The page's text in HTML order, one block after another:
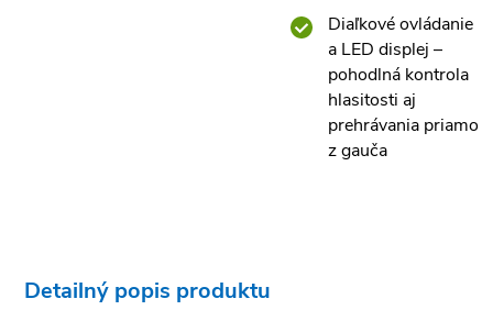
Diaľkové ovládanie
a LED displej –
pohodlná kontrola
hlasitosti aj
prehrávania priamo
z gauča
Detailný popis produktu